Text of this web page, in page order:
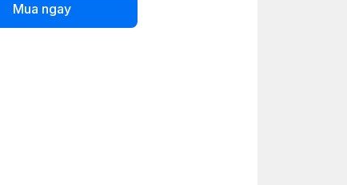
Mua ngay